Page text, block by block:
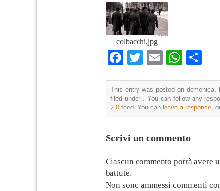
colbacchi.jpg
Facebook
TwitterEmail
This entry was posted on domenica,
filed under . You can follow any
2.0 feed. You can leave a response ,
Scrivi un commento
Ciascun commento potrà avere
battute.
Non sono ammessi commenti